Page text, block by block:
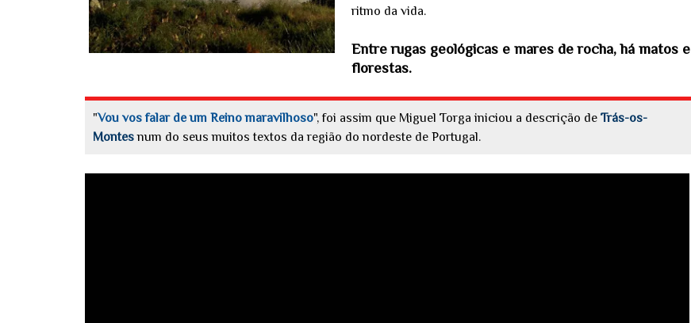
ritmo da vida.
Entre rugas geológicas e mares de rocha, há matos e
florestas.
"Vou vos falar de um Reino maravilhoso", foi assim que Miguel Torga iniciou a descrição de Trás-os-
Montesnum do seus muitos textos da região do nordeste de Portugal.